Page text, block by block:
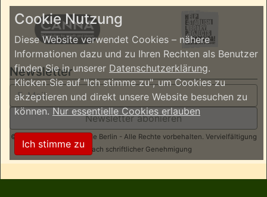
Newsletter
Newsletter abonieren
© 2026 ReggaeInBerlin.de Berlin - Alle Rechte vorbehalten. Vervielfältigung
nur nach schriftlicher Genehmigung
Cookie Nutzung
Diese Website verwendet Cookies – nähere
Informationen dazu und zu Ihren Rechten als Benutzer
finden Sie in unserer Datenschutzerklärung.
Klicken Sie auf "Ich stimme zu", um Cookies zu
akzeptieren und direkt unsere Website besuchen zu
können.Nur essentielle Cookies erlauben
Ich stimme zu